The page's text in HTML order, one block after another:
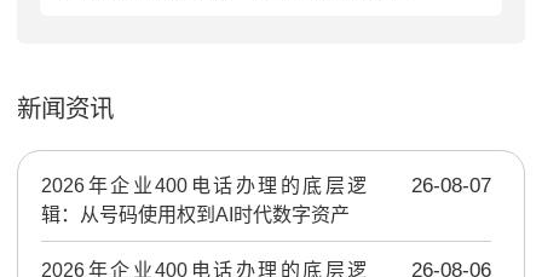
新闻资讯
2026年企业400电话办理的底层逻
辑：从号码使用权到AI时代数字资产
26-08-07
2026年企业400电话办理的底层逻
26-08-06